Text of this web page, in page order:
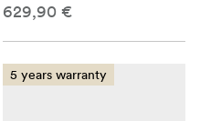
629,90 €
5 years warranty